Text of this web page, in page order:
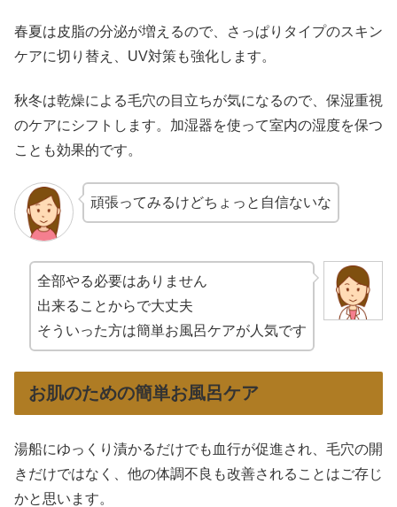
春夏は皮脂の分泌が増えるので、さっぱりタイプのスキン
ケアに切り替え、UV対策も強化します。
秋冬は乾燥による毛穴の目立ちが気になるので、保湿重視
のケアにシフトします。加湿器を使って室内の湿度を保つ
ことも効果的です。
頑張ってみるけどちょっと自信ないな
全部やる必要はありません
出来ることからで大丈夫
そういった方は簡単お風呂ケアが人気です
お肌のための簡単お風呂ケア
湯船にゆっくり漬かるだけでも血行が促進され、毛穴の開
きだけではなく、他の体調不良も改善されることはご存じ
かと思います。